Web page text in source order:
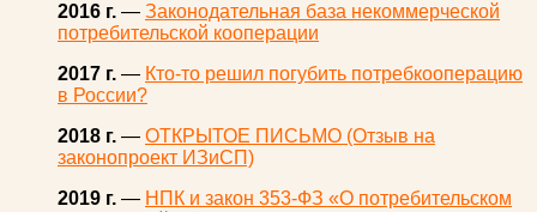
2016 г. — Законодательная база некоммерческой
потребительской кооперации
2017 г. — Кто-то решил погубить потребкооперацию
в России?
2018 г. — ОТКРЫТОЕ ПИСЬМО (Отзыв на
законопроект ИЗиСП)
2019 г. — НПК и закон 353-ФЗ «О потребительском